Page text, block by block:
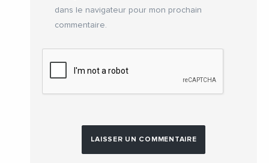
dans le navigateur pour mon prochain
commentaire.